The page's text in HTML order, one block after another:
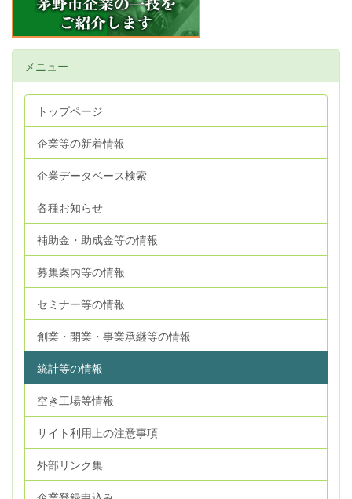
メニュー
トップページ
企業等の新着情報
企業データベース検索
各種お知らせ
補助金・助成金等の情報
募集案内等の情報
セミナー等の情報
創業・開業・事業承継等の情報
統計等の情報
空き工場等情報
サイト利用上の注意事項
外部リンク集